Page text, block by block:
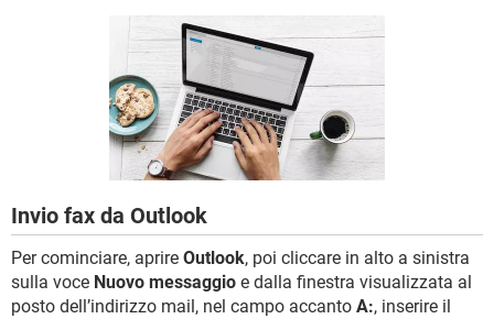
Invio fax da Outlook
Per cominciare, aprire Outlook, poi cliccare in alto a sinistra
sulla voce Nuovo messaggio e dalla finestra visualizzata al
posto dell’indirizzo mail, nel campo accanto A:, inserire il